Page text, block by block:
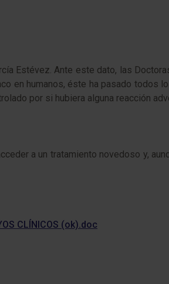
Estévez. Ante este dato, las
en humanos, éste ha pasado todos
por si hubiera alguna reacción
a un tratamiento novedoso y,
CLÍNICOS (ok).doc